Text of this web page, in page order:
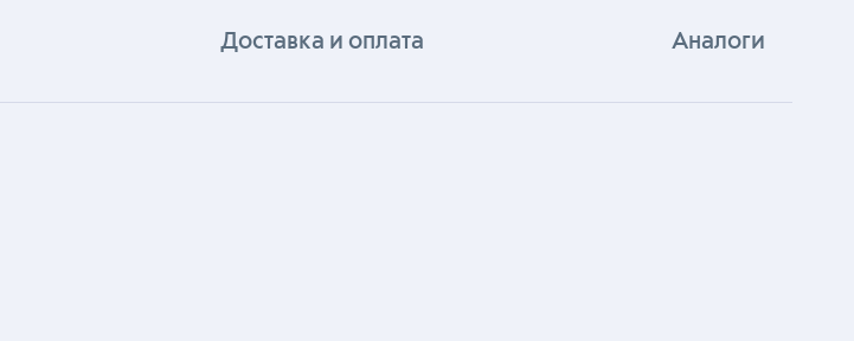
Доставка и оплата Аналоги